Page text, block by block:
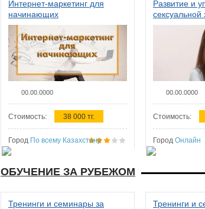
Интернет-маркетинг для
начинающих
00.00.0000
Стоимость: 38 000 тг.
Город По всему Казахстану
Развитие и
сексуальной
женщин
00.00.0000
Стоимость:
Город Онлайн
ОБУЧЕНИЕ ЗА РУБЕЖОМ
Тренинги и семинары за
Тренинги и